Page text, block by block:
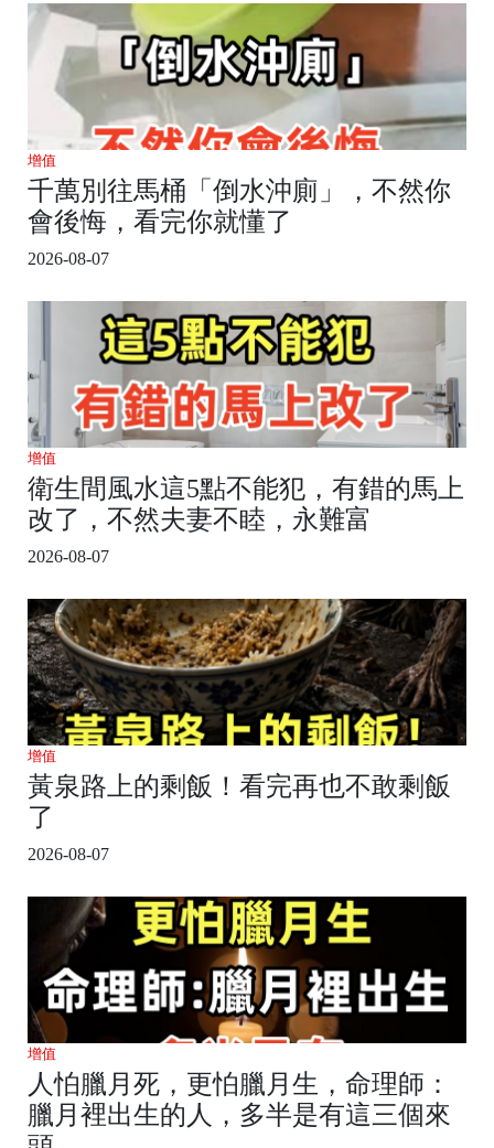
增值
千萬別往馬桶「倒水沖廁」，不然你
會後悔，看完你就懂了
2026-08-07
增值
衛生間風水這5點不能犯，有錯的馬上
改了，不然夫妻不睦，永難富
2026-08-07
增值
黃泉路上的剩飯！看完再也不敢剩飯
了
2026-08-07
增值
人怕臘月死，更怕臘月生，命理師：
臘月裡出生的人，多半是有這三個來